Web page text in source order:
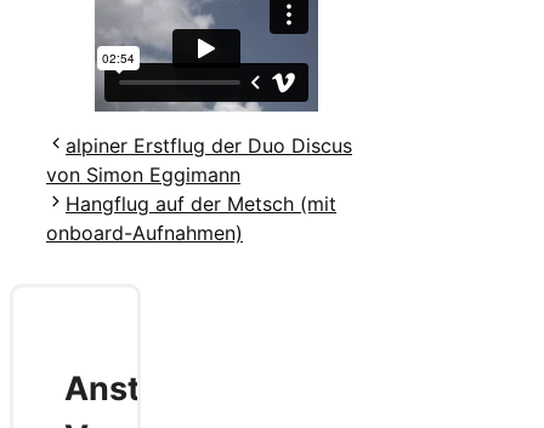
alpiner Erstflug der Duo Discus
von Simon Eggimann
Hangflug auf der Metsch (mit
onboard-Aufnahmen)
Anstehende